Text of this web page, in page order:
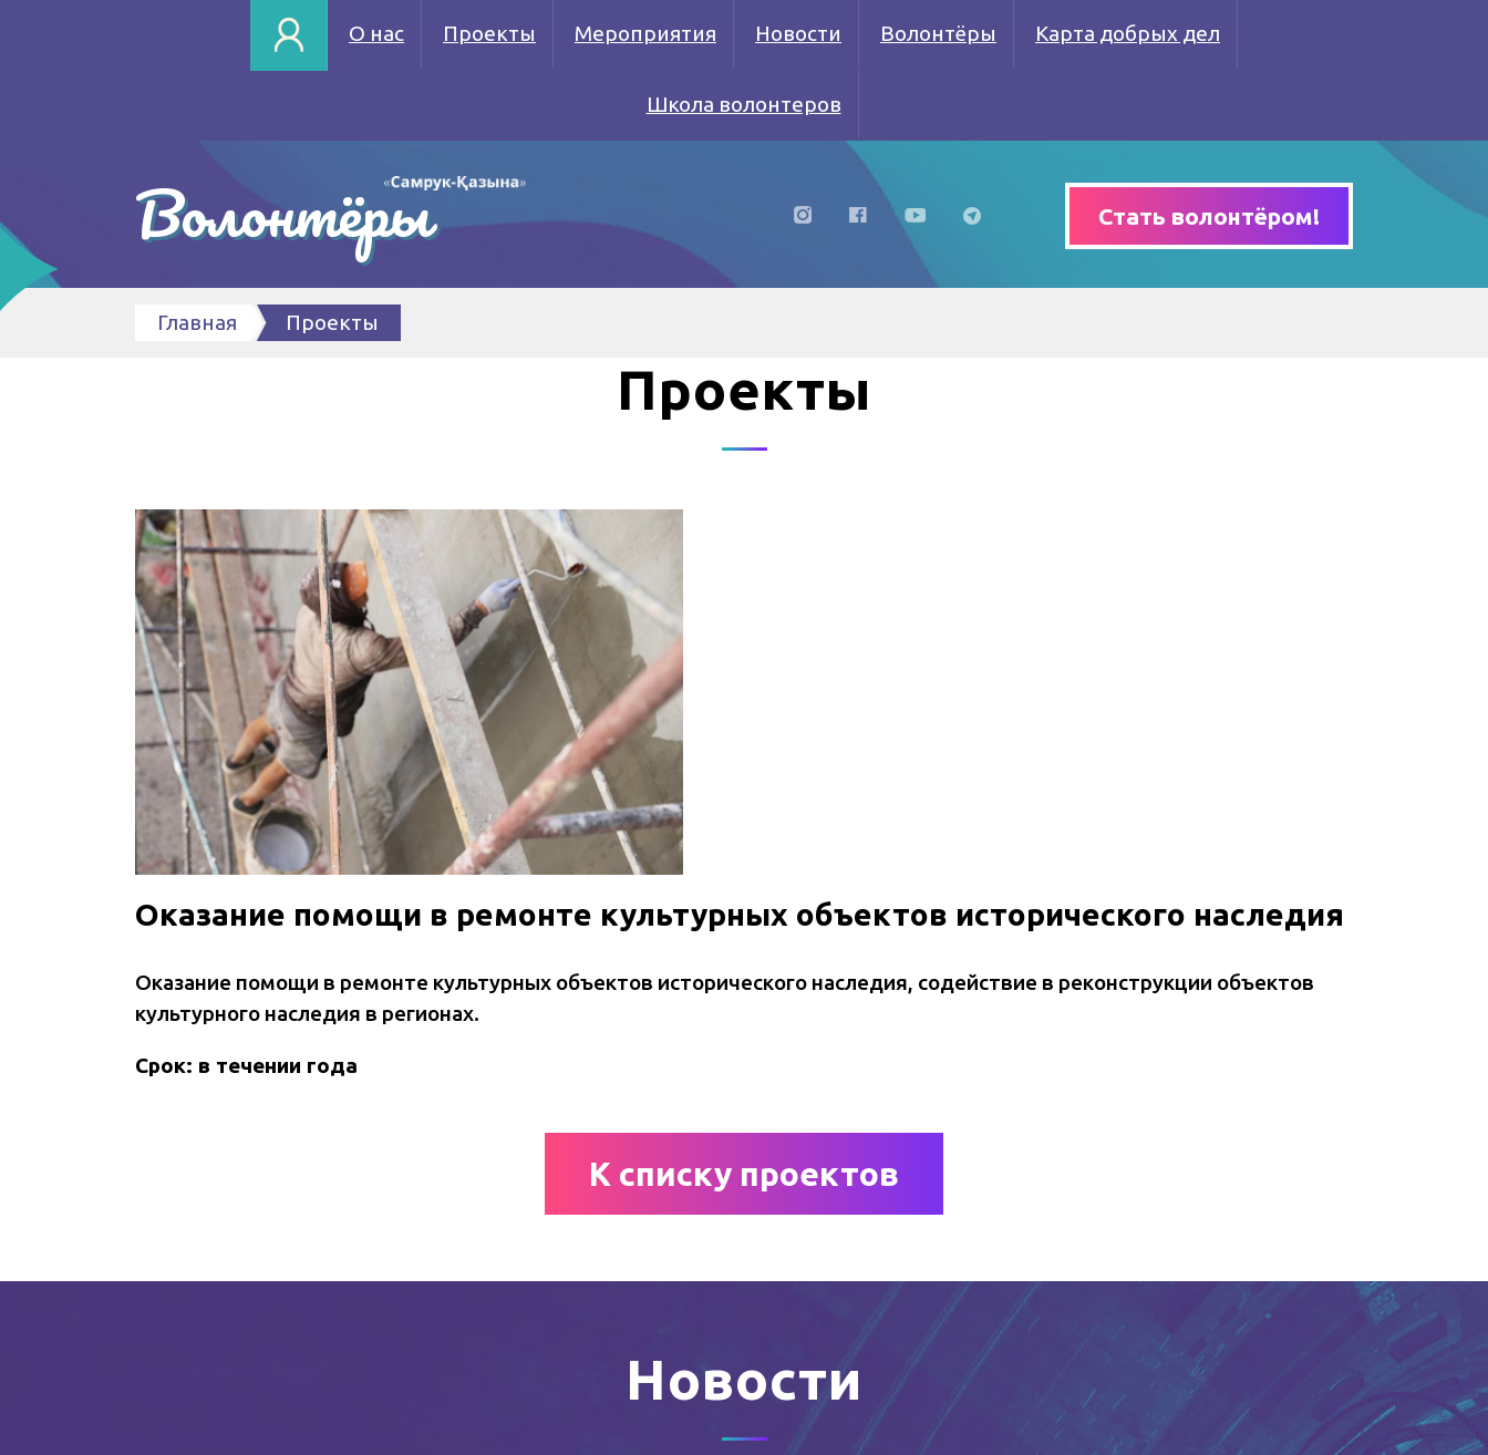
О нас Проекты Мероприятия Новости Волонтёры Карта добрых дел
Школа волонтеров
Волонтёры Стать волонтёром!
Главная Проекты
Проекты
Оказание помощи в ремонте культурных объектов исторического наследия
Оказание помощи в ремонте культурных объектов исторического наследия, содействие в реконструкции объектов
культурного наследия в регионах.
Срок: в течении года
К списку проектов
Новости